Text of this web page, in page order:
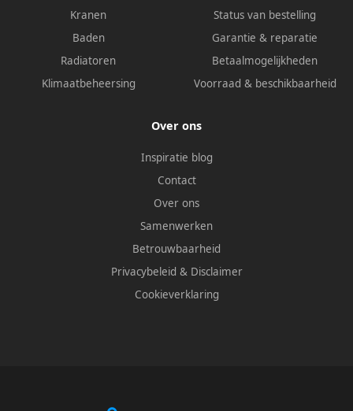
Kranen
Baden
Radiatoren
Klimaatbeheersing
Status van bestelling
Garantie & reparatie
Betaalmogelijkheden
Voorraad & beschikbaarheid
Over ons
Inspiratie blog
Contact
Over ons
Samenwerken
Betrouwbaarheid
Privacybeleid & Disclaimer
Cookieverklaring